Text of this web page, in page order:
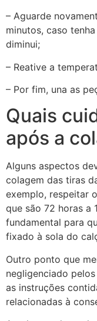
– Aguarde
minutos, caso
diminui;
– Reative a
– Por fim, una as
Quais
após a
Alguns aspectos
colagem das tiras
exemplo, respeitar
que são 72 horas a
fundamental para
fixado à sola do
Outro ponto que
negligenciado
as instruções
relacionadas à